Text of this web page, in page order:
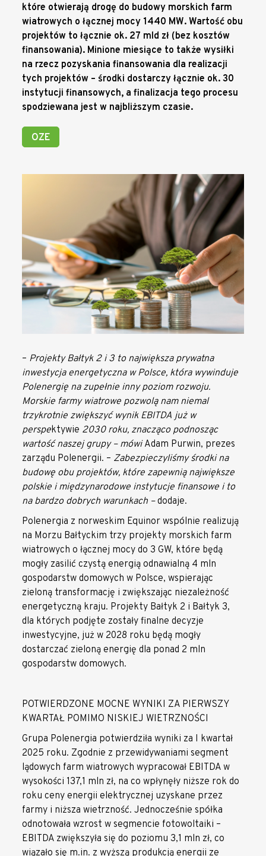
które otwierają drogę do budowy morskich farm
wiatrowych o łącznej mocy 1440 MW. Wartość obu
projektów to łącznie ok. 27 mld zł (bez kosztów
finansowania). Minione miesiące to także wysiłki
na rzecz pozyskania finansowania dla realizacji
tych projektów – środki dostarczy łącznie ok. 30
instytucji finansowych, a finalizacja tego procesu
spodziewana jest w najbliższym czasie.
OZE
– Projekty Bałtyk 2 i 3 to największa prywatna
inwestycja energetyczna w Polsce, która wywinduje
Polenergię na zupełnie inny poziom rozwoju.
Morskie farmy wiatrowe pozwolą nam niemal
trzykrotnie zwiększyć wynik EBITDA już w
perspektywie 2030 roku, znacząco podnosząc
wartość naszej grupy – mówiAdam Purwin, prezes
zarządu Polenergii. – Zabezpieczyliśmy środki na
budowę obu projektów, które zapewnią największe
polskie i międzynarodowe instytucje finansowe i to
na bardzo dobrych warunkach –dodaje.
Polenergia z norweskim Equinor wspólnie realizują
na Morzu Bałtyckim trzy projekty morskich farm
wiatrowych o łącznej mocy do 3 GW, które będą
mogły zasilić czystą energią odnawialną 4 mln
gospodarstw domowych w Polsce, wspierając
zieloną transformację i zwiększając niezależność
energetyczną kraju. Projekty Bałtyk 2 i Bałtyk 3,
dla których podjęte zostały finalne decyzje
inwestycyjne, już w 2028 roku będą mogły
dostarczać zieloną energię dla ponad 2 mln
gospodarstw domowych.
POTWIERDZONE MOCNE WYNIKI ZA PIERWSZY
KWARTAŁ POMIMO NISKIEJ WIETRZNOŚCI
Grupa Polenergia potwierdziła wyniki za I kwartał
2025 roku. Zgodnie z przewidywaniami segment
lądowych farm wiatrowych wypracował EBITDA w
wysokości 137,1 mln zł, na co wpłynęły niższe rok do
roku ceny energii elektrycznej uzyskane przez
farmy i niższa wietrzność. Jednocześnie spółka
odnotowała wzrost w segmencie fotowoltaiki –
EBITDA zwiększyła się do poziomu 3,1 mln zł, co
wiązało się m.in. z wyższą produkcją energii ze